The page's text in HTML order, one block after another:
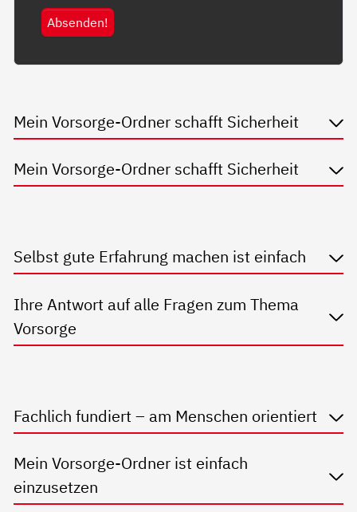
Absenden!
Mein Vorsorge-Ordner schafft Sicherheit
Mein Vorsorge-Ordner schafft Sicherheit
Selbst gute Erfahrung machen ist einfach
Ihre Antwort auf alle Fragen zum Thema
Vorsorge
Fachlich fundiert – am Menschen orientiert
Mein Vorsorge-Ordner ist einfach
einzusetzen